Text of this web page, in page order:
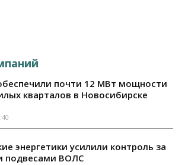
почти 12 МВт мощности
кварталов в Новосибирске
энергетики усилили контроль за
подвесами ВОЛС